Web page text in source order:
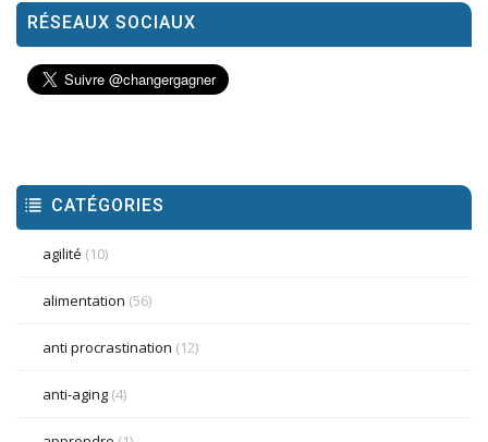
RÉSEAUX SOCIAUX
CATÉGORIES
agilité (10)
alimentation (56)
anti procrastination (12)
anti-aging (4)